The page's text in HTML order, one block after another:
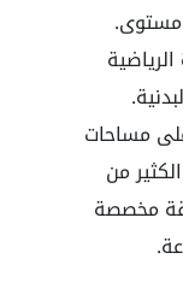
مستوى.
مساحات
من
مخصصة